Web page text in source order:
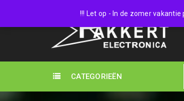
!!! Let op - In de zomer
CATEGORIEËN